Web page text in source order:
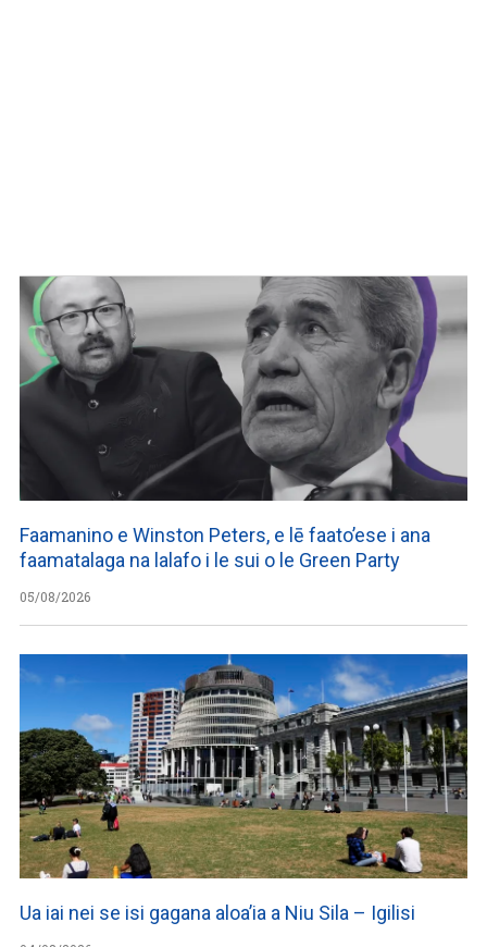
Faamanino e Winston Peters, e lē faato’ese i ana
faamatalaga na lalafo i le sui o le Green Party
05/08/2026
Ua iai nei se isi gagana aloa’ia a Niu Sila – Igilisi